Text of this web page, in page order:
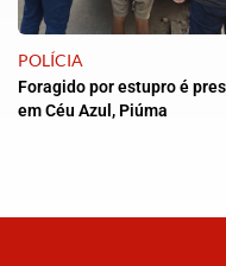
POLÍCIA
Foragido por estupro é
em Céu Azul, Piúma